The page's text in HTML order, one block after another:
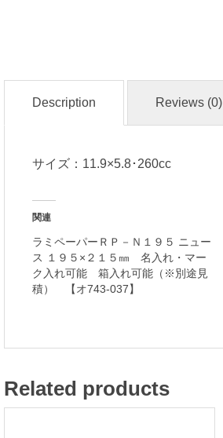
Description Reviews (0)
サイズ：11.9×5.8･260cc
関連
ラミペーパーＲＰ－Ｎ１９５ ニュー
ス １９５×２１５㎜ 名入れ・マー
ク入れ可能 箱入れ可能（※別途見
積） 【オ743-037】
Related products